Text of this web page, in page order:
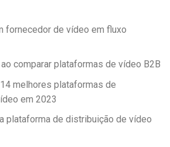
fornecedor de vídeo em fluxo
comparar plataformas de vídeo B2B
melhores plataformas de
em 2023
plataforma de distribuição de vídeo